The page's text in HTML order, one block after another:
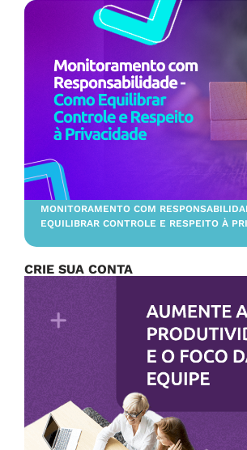
MONITORAMENTO COM
EQUILIBRAR CONTROLE E RESPEITO À
CRIE SUA CONTA